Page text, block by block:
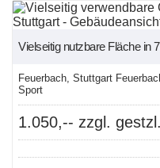
Vielseitig nutzbare Fläche in
Feuerbach, Stuttgart
Sport
1.050,-- zzgl.